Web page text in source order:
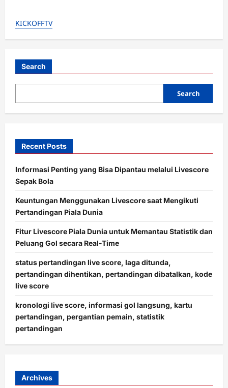
g
o
KICKOFFTV
Search
Search
Recent Posts
Informasi Penting yang Bisa Dipantau melalui Livescore
Sepak Bola
Keuntungan Menggunakan Livescore saat Mengikuti
Pertandingan Piala Dunia
Fitur Livescore Piala Dunia untuk Memantau Statistik dan
Peluang Gol secara Real-Time
status pertandingan live score, laga ditunda,
pertandingan dihentikan, pertandingan dibatalkan, kode
live score
kronologi live score, informasi gol langsung, kartu
pertandingan, pergantian pemain, statistik
pertandingan
Archives